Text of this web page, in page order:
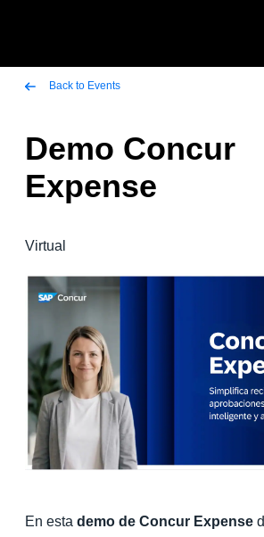
Canada (English)
Brasil
EUROPE
Sweden
Denmark
Singapore
Back to Events
Demo Concur
Expense
Virtual
En esta demo de Concur Expense